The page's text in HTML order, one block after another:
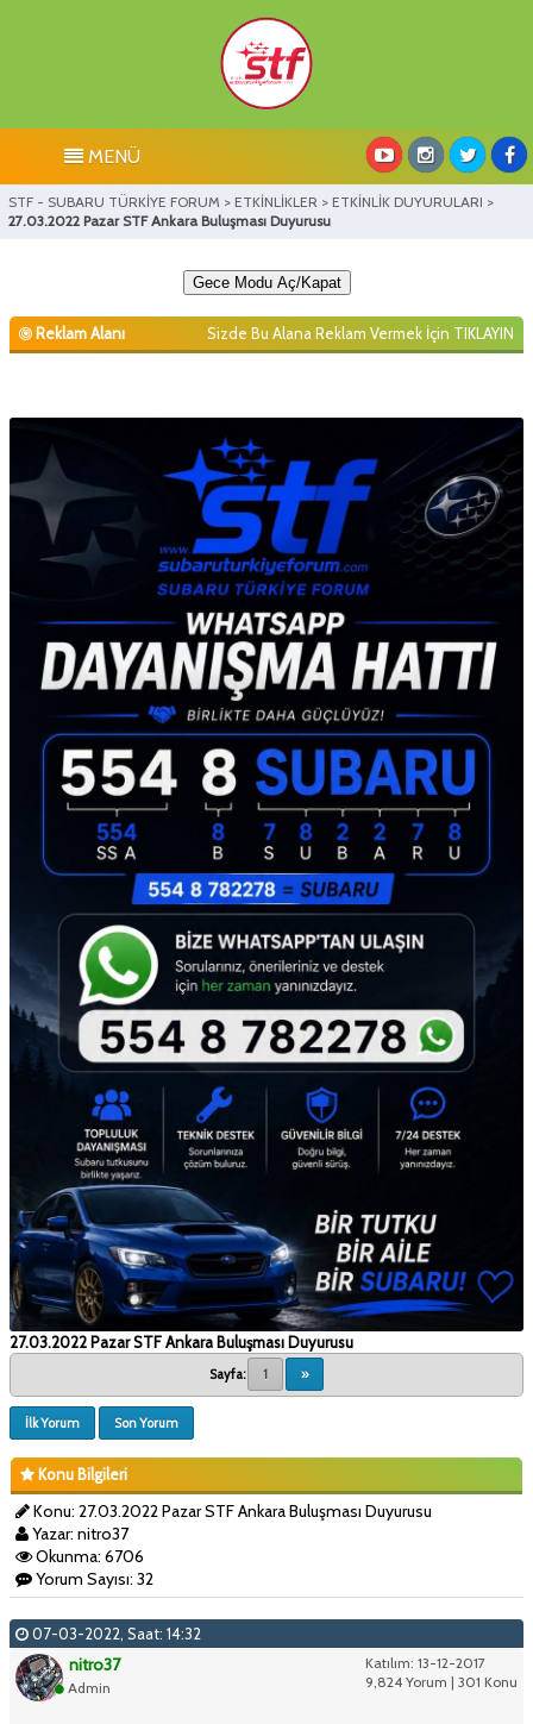
MENÜ
STF - SUBARU TÜRKİYE FORUM > ETKİNLİKLER > ETKİNLİK DUYURULARI >
27.03.2022 Pazar STF Ankara Buluşması Duyurusu
Gece Modu Aç/Kapat
Reklam Alanı Sizde Bu Alana Reklam Vermek İçin TIKLAYIN
27.03.2022 Pazar STF Ankara Buluşması Duyurusu
Sayfa: 1 »
İlk Yorum Son Yorum
Konu Bilgileri
Konu: 27.03.2022 Pazar STF Ankara Buluşması Duyurusu
Yazar: nitro37
Okunma: 6706
Yorum Sayısı: 32
07-03-2022, Saat: 14:32
Katılım: 13-12-2017
9,824 Yorum | 301 Konu
nitro37
Admin